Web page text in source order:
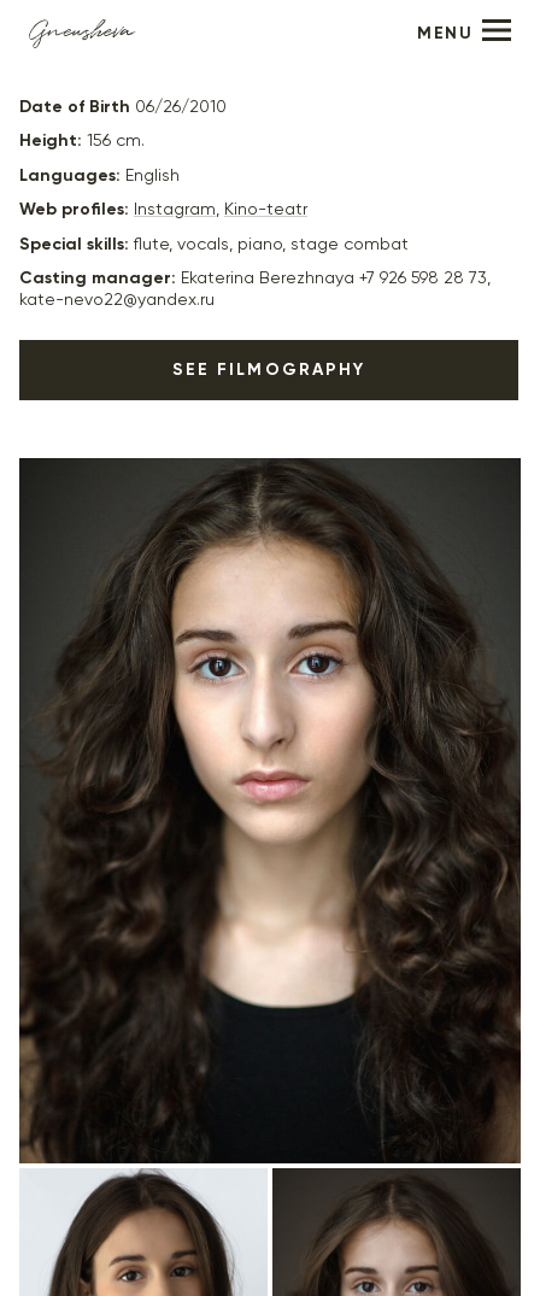
MENU
Karina Kagramanyan
Date of Birth 06/26/2010
Height: 156 cm.
Languages: English
Web profiles: Instagram, Kino-teatr
Special skills: flute, vocals, piano, stage combat
Casting manager: Ekaterina Berezhnaya +7 926 598 28 73,
kate-nevo22@yandex.ru
SEE FILMOGRAPHY
реж. Давид Даниелян
"Ты моя мама?" - реж. Гала Суханова
"Манюня" (Армения, Россия)- главная детская роль,
реж. Арман Марутян
"Смертельный номер" - главная детская роль, реж.
Олег Газе
"Клиника усыновления" - главная детская роль, реж.
Гала Суханова
2020
"Доктор Преображенский" - Ануш, реж. Сергей
Тарамаев, Любовь Львова
"Непрощённый" - главная детская роль, реж. Сарик
Андреасян
"Холодное танго" - Лия, реж. Павел Чухрай